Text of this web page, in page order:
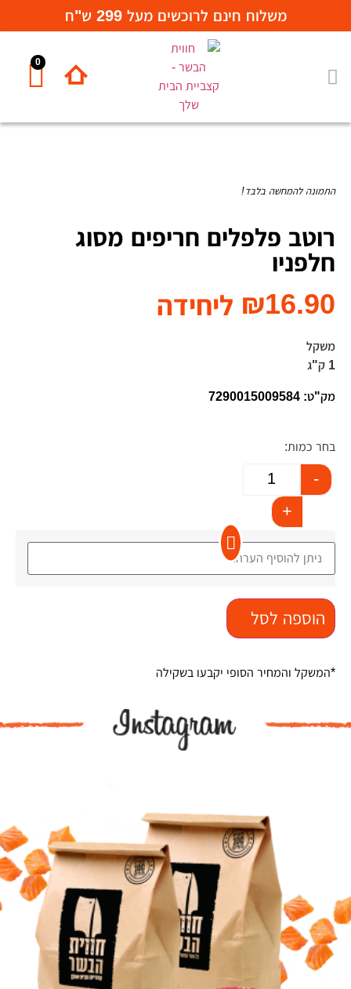
משלוח חינם לרוכשים מעל 299 ש"ח
0
רוטב פלפלים חריפים מסוג
חלפניו
₪16.90 ליחידה
משקל
1 ק"ג
מק"ט: 7290015009584
בחר כמות:
-
+
הוספה לסל
*המשקל והמחיר הסופי יקבעו בשקילה
התמונה להמחשה בלבד!